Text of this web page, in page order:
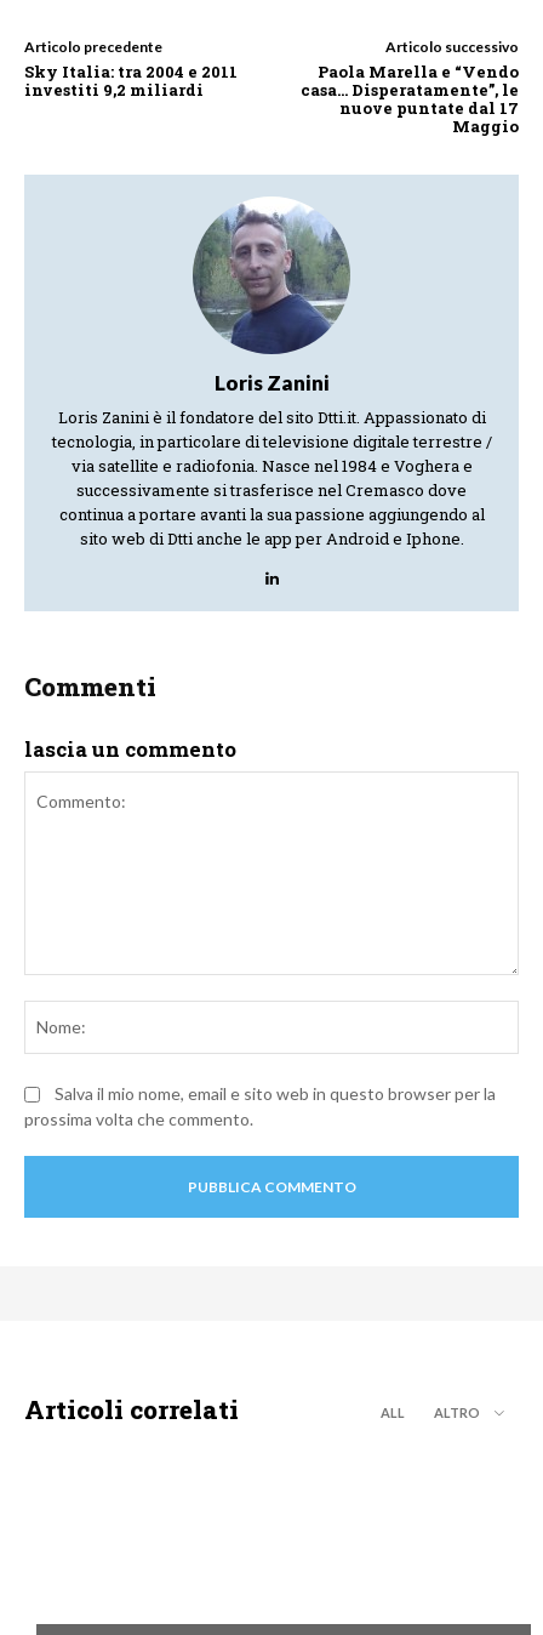
Articolo precedente
Sky Italia: tra 2004 e 2011
investiti 9,2 miliardi
Articolo successivo
Paola Marella e “Vendo
casa… Disperatamente”, le
nuove puntate dal 17
Maggio
Loris Zanini
Loris Zanini è il fondatore del sito Dtti.it. Appassionato di
tecnologia, in particolare di televisione digitale terrestre /
via satellite e radiofonia. Nasce nel 1984 e Voghera e
successivamente si trasferisce nel Cremasco dove
continua a portare avanti la sua passione aggiungendo al
sito web di Dtti anche le app per Android e Iphone.
Commenti
lascia un commento
Salva il mio nome, email e sito web in questo browser per la
prossima volta che commento.
Articoli correlati ALL ALTRO